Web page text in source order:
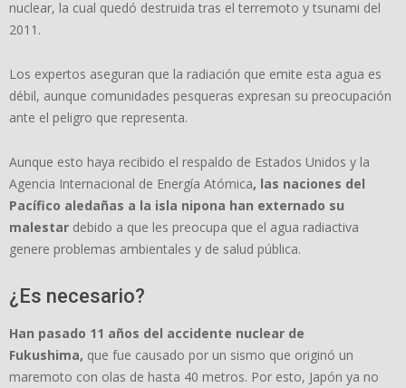
nuclear, la cual quedó destruida tras el terremoto y tsunami del
2011.
Los expertos aseguran que la radiación que emite esta agua es
débil, aunque comunidades pesqueras expresan su preocupación
ante el peligro que representa.
Aunque esto haya recibido el respaldo de Estados Unidos y la
Agencia Internacional de Energía Atómica, las naciones del
Pacífico aledañas a la isla nipona han externado su
malestar debido a que les preocupa que el agua radiactiva
genere problemas ambientales y de salud pública.
¿Es necesario?
Han pasado 11 años del accidente nuclear de
Fukushima, que fue causado por un sismo que originó un
maremoto con olas de hasta 40 metros. Por esto, Japón ya no